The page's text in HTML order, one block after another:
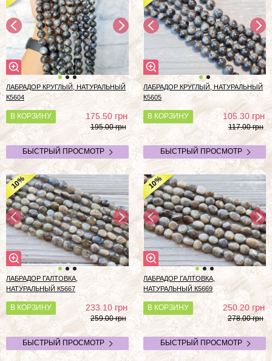
ЛАБРАДОР КРУГЛЫЙ, НАТУРАЛЬНЫЙ
К5604
В КОРЗИНУ 175.50грн
195.00 грн
БЫСТРЫЙ ПРОСМОТР
ЛАБРАДОР КРУГЛЫЙ, НАТУРАЛЬНЫЙ
К5605
В КОРЗИНУ 105.30грн
117.00 грн
БЫСТРЫЙ ПРОСМОТР
10%
ЛАБРАДОР ГАЛТОВКА,
НАТУРАЛЬНЫЙ К5667
В КОРЗИНУ 233.10грн
259.00 грн
БЫСТРЫЙ ПРОСМОТР
10%
ЛАБРАДОР ГАЛТОВКА,
НАТУРАЛЬНЫЙ К5669
В КОРЗИНУ 250.20грн
278.00 грн
БЫСТРЫЙ ПРОСМОТР